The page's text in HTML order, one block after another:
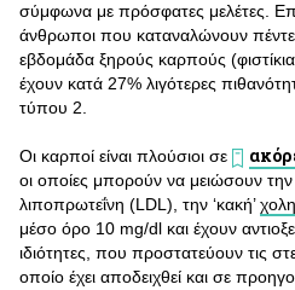
σύμφωνα με πρόσφατες μελέτες.
άνθρωποι που καταναλώνουν
εβδομάδα ξηρούς καρπούς
έχουν κατά 27% λιγότερες
τύπου 2.
Οι καρποί είναι πλούσιοι σε
οι οποίες μπορούν να μειώσουν
λιποπρωτεΐνη (LDL), την ‘κακή’
μέσο όρο 10 mg/dl και έχουν
ιδιότητες, που προστατεύουν τις
οποίο έχει αποδειχθεί και σε